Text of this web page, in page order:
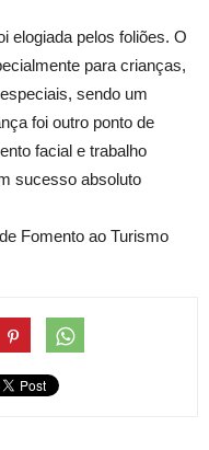
elogiada pelos foliões. O
para crianças,
sendo um
foi outro ponto de
facial e trabalho
sucesso absoluto
Fomento ao Turismo